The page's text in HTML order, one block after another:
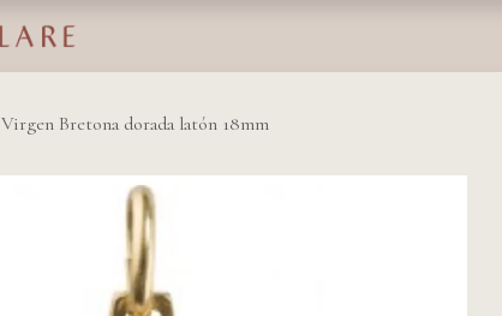
Virgen Bretona dorada latón 18mm